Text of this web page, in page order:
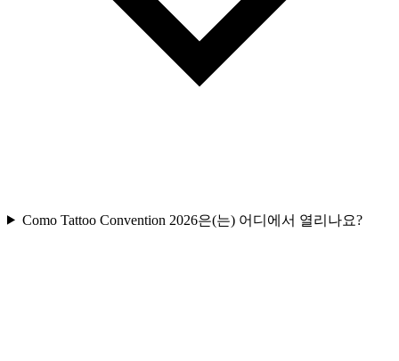
Como Tattoo Convention 2026은(는) 어디에서 열리나요?